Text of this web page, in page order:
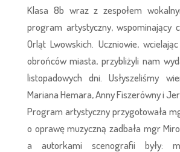
Klasa 8b wraz z zespołem
program artystyczny, wspominający
Orląt Lwowskich. Uczniowie,
obrońców miasta, przybliżyli nam
listopadowych dni. Usłyszeliśmy
Mariana Hemara, Anny Fiszerówny i
Program artystyczny przygotowała
o oprawę muzyczną zadbała mgr
a autorkami scenografii były: